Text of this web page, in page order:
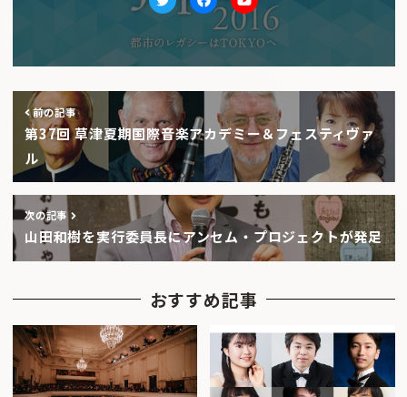
TwitterfacebookYoutube
前の記事
第37回 草津夏期国際音楽アカデミー＆フェスティヴァ
ル
次の記事
山田和樹を実行委員長にアンセム・プロジェクトが発足
おすすめ記事